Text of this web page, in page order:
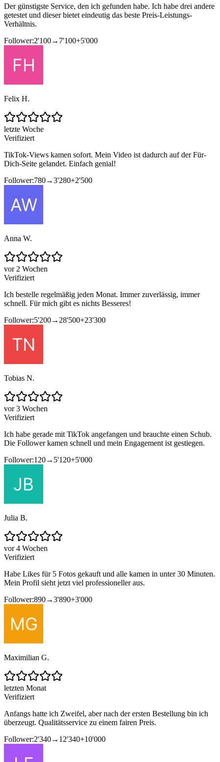
Der günstigste Service, den ich gefunden habe. Ich habe drei andere
getestet und dieser bietet eindeutig das beste Preis-Leistungs-
Verhältnis.
Follower:2'100→ 7'100+5'000
Felix H.
letzte Woche
Verifiziert
TikTok-Views kamen sofort. Mein Video ist dadurch auf der Für-
Dich-Seite gelandet. Einfach genial!
Follower:780→3'280+2'500
Anna W.
vor 2 Wochen
Verifiziert
Ich bestelle regelmäßig jeden Monat. Immer zuverlässig, immer
schnell. Für mich gibt es nichts Besseres!
Follower:5'200→ 28'500+23'300
Tobias N.
vor 3 Wochen
Verifiziert
Ich habe gerade mit TikTok angefangen und brauchte einen Schub.
Die Follower kamen schnell und mein Engagement ist gestiegen.
Follower:120→ 5'120+5'000
Julia B.
vor 4 Wochen
Verifiziert
Habe Likes für 5 Fotos gekauft und alle kamen in unter 30 Minuten.
Mein Profil sieht jetzt viel professioneller aus.
Follower:890→3'890+3'000
Maximilian G.
letzten Monat
Verifiziert
Anfangs hatte ich Zweifel, aber nach der ersten Bestellung bin ich
überzeugt. Qualitätsservice zu einem fairen Preis.
Follower:2'340→ 12'340+10'000